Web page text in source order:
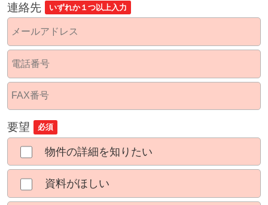
連絡先 いずれか１つ以上入力
要望 必須
物件の詳細を知りたい
資料がほしい